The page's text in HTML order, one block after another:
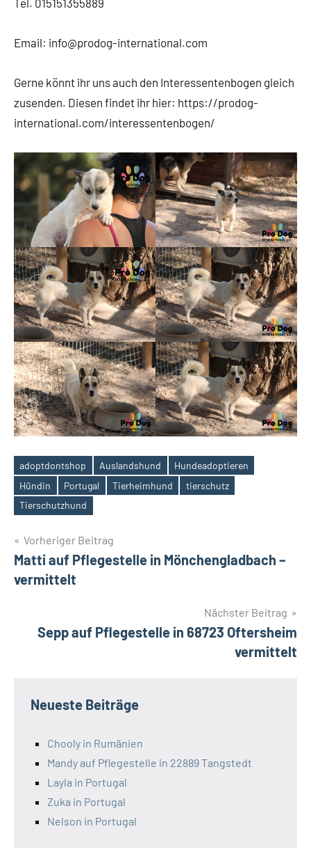
Tel. 015151355889
Email: info@prodog-international.com
Gerne könnt ihr uns auch den Interessentenbogen gleich
zusenden. Diesen findet ihr hier: https://prodog-
international.com/interessentenbogen/
Schlagwörter
adoptdontshop Auslandshund
Hundeadoptieren
Hündin
Portugal Tierheimhund
tierschutz
Tierschutzhund
Beitragsnavigation
Vorheriger Beitrag
Matti auf Pflegestelle in Mönchengladbach –
vermittelt
Nächster Beitrag
Sepp auf Pflegestelle in 68723 Oftersheim
vermittelt
Neueste Beiträge
Chooly in Rumänien
Mandy auf Pflegestelle in 22889 Tangstedt
Layla in Portugal
Zuka in Portugal
Nelson in Portugal